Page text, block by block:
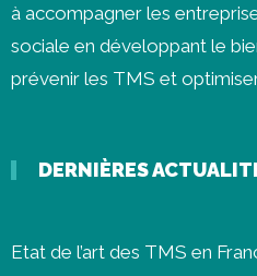
à accompagner les
sociale en développant le
prévenir les TMS et
DERNIÈRES
Etat de l’art des TMS en